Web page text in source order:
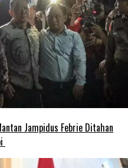
Jampidus Febrie Ditahan